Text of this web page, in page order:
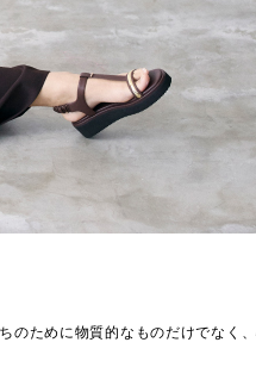
のために物質的なものだけでなく